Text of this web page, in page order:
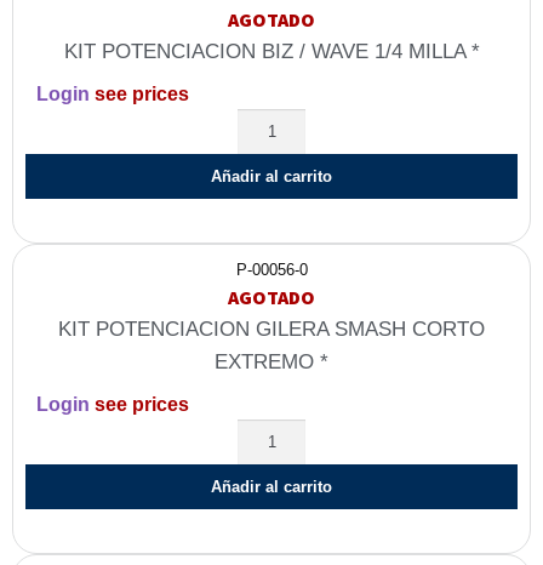
AGOTADO
KIT POTENCIACION BIZ / WAVE 1/4 MILLA *
Login see prices
Añadir al carrito
P-00056-0
AGOTADO
KIT POTENCIACION GILERA SMASH CORTO
EXTREMO *
Login see prices
Añadir al carrito